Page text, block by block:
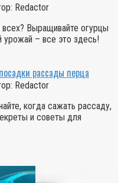
Redactor
Выращивайте огурцы
урожай – все это здесь!
рассады перца
Redactor
когда сажать рассаду,
и советы для